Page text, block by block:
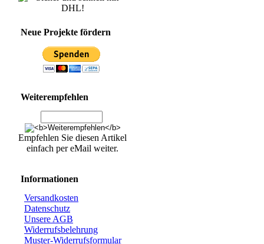
Neue Projekte fördern
Weiterempfehlen
Empfehlen Sie diesen Artikel
einfach per eMail weiter.
Informationen
Versandkosten
Datenschutz
Unsere AGB
Widerrufsbelehrung
Muster-Widerrufsformular